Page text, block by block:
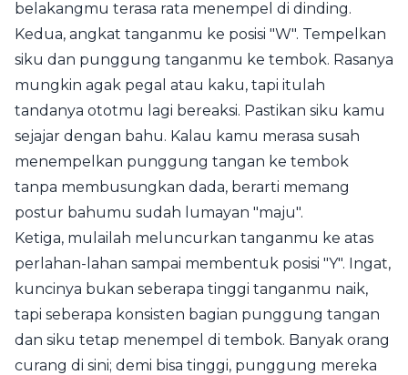
belakangmu terasa rata menempel di dinding.
Kedua, angkat tanganmu ke posisi "W". Tempelkan
siku dan punggung tanganmu ke tembok. Rasanya
mungkin agak pegal atau kaku, tapi itulah
tandanya ototmu lagi bereaksi. Pastikan siku kamu
sejajar dengan bahu. Kalau kamu merasa susah
menempelkan punggung tangan ke tembok
tanpa membusungkan dada, berarti memang
postur bahumu sudah lumayan "maju".
Ketiga, mulailah meluncurkan tanganmu ke atas
perlahan-lahan sampai membentuk posisi "Y". Ingat,
kuncinya bukan seberapa tinggi tanganmu naik,
tapi seberapa konsisten bagian punggung tangan
dan siku tetap menempel di tembok. Banyak orang
curang di sini; demi bisa tinggi, punggung mereka